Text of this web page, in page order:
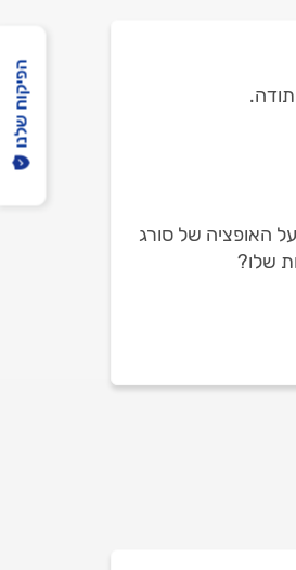
תודה.
האופציה של סורג
שלו?
הפיקוח שלנו